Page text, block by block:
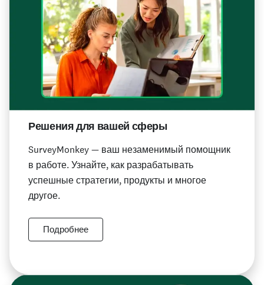
Решения для вашей сферы
SurveyMonkey — ваш незаменимый помощник
в работе. Узнайте, как разрабатывать
успешные стратегии, продукты и многое
другое.
Подробнее